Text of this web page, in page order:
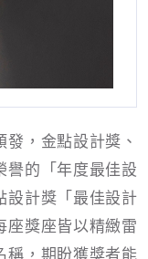
，金點設計獎、
譽的「年度最佳設
設計獎「最佳設計
座獎座皆以精緻雷
稱，期盼獲獎者能